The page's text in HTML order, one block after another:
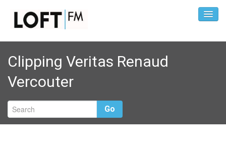
Clipping Veritas Renaud
Vercouter
Go